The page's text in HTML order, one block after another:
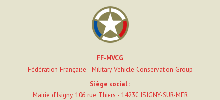
FF-MVCG
Fédération Française - Military Vehicle Conservation Group
Siège social :
Mairie d’Isigny, 106 rue Thiers - 14230 ISIGNY-SUR-MER